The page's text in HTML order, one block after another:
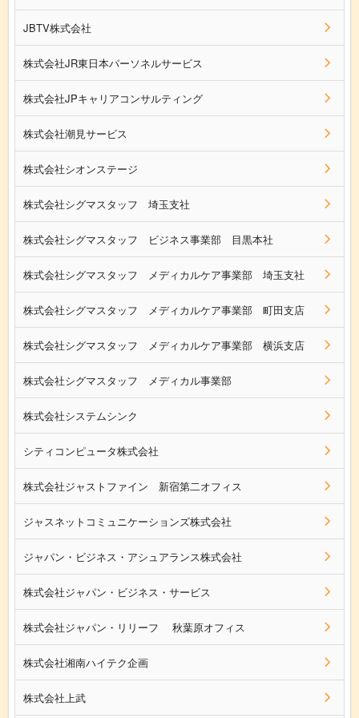
JBTV株式会社
株式会社JR東日本パーソネルサービス
株式会社JPキャリアコンサルティング
株式会社潮見サービス
株式会社シオンステージ
株式会社シグマスタッフ 埼玉支社
株式会社シグマスタッフ ビジネス事業部 目黒本社
株式会社シグマスタッフ メディカルケア事業部 埼玉支社
株式会社シグマスタッフ メディカルケア事業部 町田支店
株式会社シグマスタッフ メディカルケア事業部 横浜支店
株式会社シグマスタッフ メディカル事業部
株式会社システムシンク
シティコンピュータ株式会社
株式会社ジャストファイン 新宿第二オフィス
ジャスネットコミュニケーションズ株式会社
ジャパン・ビジネス・アシュアランス株式会社
株式会社ジャパン・ビジネス・サービス
株式会社ジャパン・リリーフ 秋葉原オフィス
株式会社湘南ハイテク企画
株式会社上武